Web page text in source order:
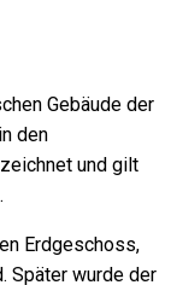
Gebäude der
den
und gilt
Erdgeschoss,
Später wurde der